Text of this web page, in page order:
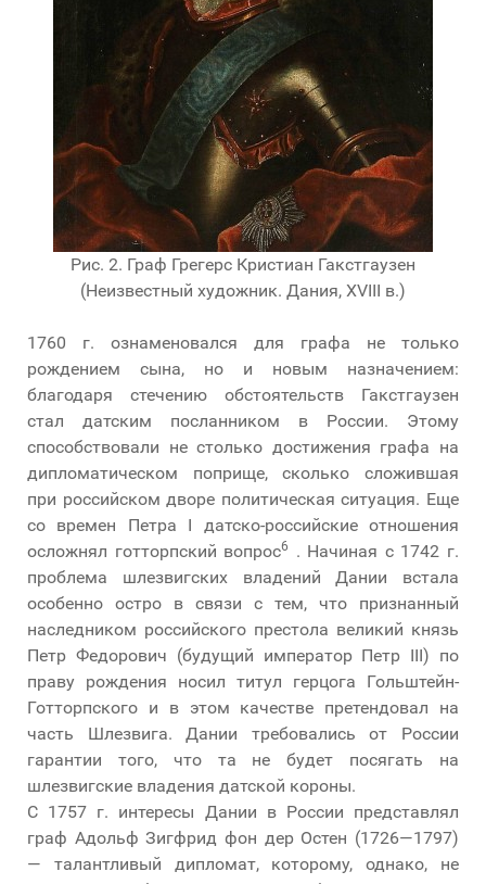
Рис. 2. Граф Грегерс Кристиан Гакстгаузен
(Неизвестный художник. Дания, XVIII в.)
1760 г. ознаменовался для графа не только
рождением сына, но и новым назначением:
благодаря стечению обстоятельств Гакстгаузен
стал датским посланником в России. Этому
способствовали не столько достижения графа на
дипломатическом поприще, сколько сложившая
при российском дворе политическая ситуация. Еще
со времен Петра I датско-российские отношения
осложнял готторпский вопрос6
. Начиная с 1742 г.
проблема шлезвигских владений Дании встала
особенно остро в связи с тем, что признанный
наследником российского престола великий князь
Петр Федорович (будущий император Петр III) по
праву рождения носил титул герцога Гольштейн-
Готторпского и в этом качестве претендовал на
часть Шлезвига. Дании требовались от России
гарантии того, что та не будет посягать на
шлезвигские владения датской короны.
С 1757 г. интересы Дании в России представлял
граф Адольф Зигфрид фон дер Остен (1726—1797)
— талантливый дипломат, которому, однако, не